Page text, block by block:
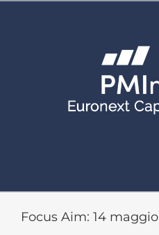
Focus Aim: 14 maggio